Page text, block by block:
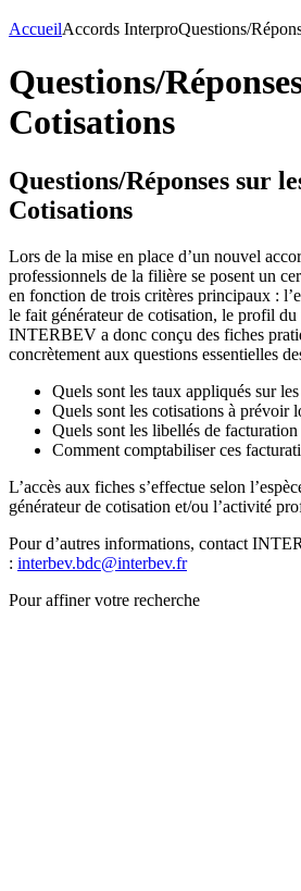
AccueilAccords InterproQuestions/
Questions/
Cotisations
Questions/Réponses sur
Cotisations
Lors de la mise en place d’un nouvel
professionnels de la filière se posent un
en fonction de trois critères principaux :
le fait générateur de cotisation, le profil
INTERBEV a donc conçu des fiches
concrètement aux questions essentielles
Quels sont les taux appliqués sur
Quels sont les cotisations à prévoir
Quels sont les libellés de
Comment comptabiliser ces
L’accès aux fiches s’effectue selon
générateur de cotisation et/ou l’activité
Pour d’autres informations, contact
: interbev.bdc@interbev.fr
Pour affiner votre recherche